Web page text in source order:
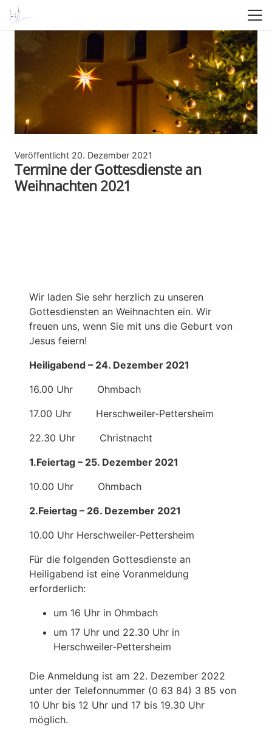
Veröffentlicht 20. Dezember 2021
Termine der Gottesdienste an
Weihnachten 2021
Wir laden Sie sehr herzlich zu unseren
Gottesdiensten an Weihnachten ein. Wir
freuen uns, wenn Sie mit uns die Geburt von
Jesus feiern!
Heiligabend – 24. Dezember 2021
16.00 Uhr Ohmbach
17.00 Uhr Herschweiler-Pettersheim
22.30 Uhr Christnacht
1.Feiertag – 25. Dezember 2021
10.00 Uhr Ohmbach
2.Feiertag – 26. Dezember 2021
10.00 Uhr Herschweiler-Pettersheim
Für die folgenden Gottesdienste an
Heiligabend ist eine Voranmeldung
erforderlich:
um 16 Uhr in Ohmbach
um 17 Uhr und 22.30 Uhr in
Herschweiler-Pettersheim
Die Anmeldung ist am 22. Dezember 2022
unter der Telefonnummer (0 63 84) 3 85 von
10 Uhr bis 12 Uhr und 17 bis 19.30 Uhr
möglich.